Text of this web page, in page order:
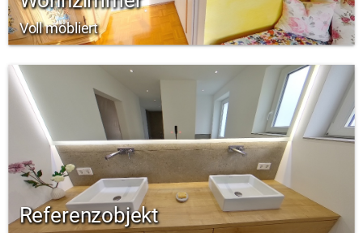
Voll möbliert
Referenzobjekt